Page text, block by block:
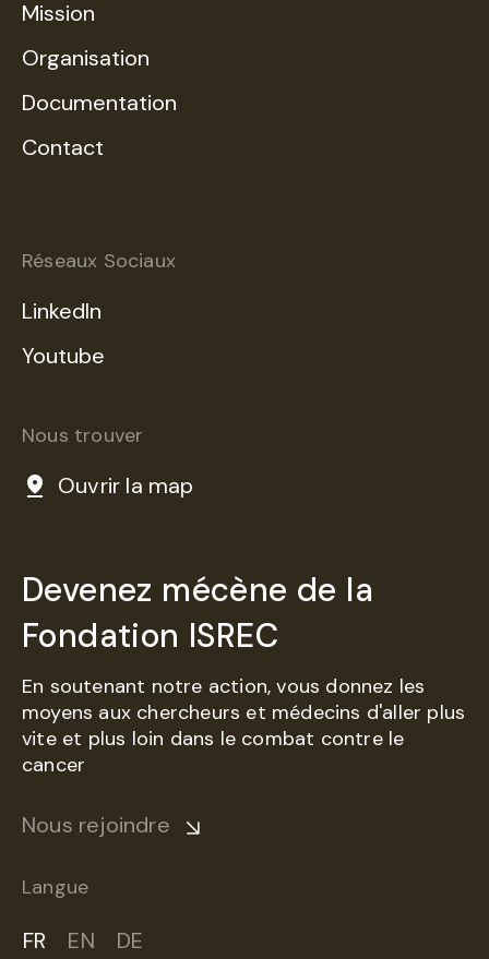
Mission
Organisation
Documentation
Contact
Réseaux Sociaux
LinkedIn
Youtube
Nous trouver
Ouvrir la map
Devenez mécène de la
Fondation ISREC
En soutenant notre action, vous donnez les
moyens aux chercheurs et médecins d'aller plus
vite et plus loin dans le combat contre le
cancer
Nous rejoindre
Langue
FR EN DE